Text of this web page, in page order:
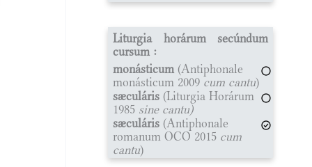
Liturgia horárum secúndum
cursum :
monásticum (Antiphonale
monásticum 2009 cum cantu)
sæculáris (Liturgia Horárum
1985 sine cantu)
sæculáris (Antiphonale
romanum OCO 2015 cum
cantu)